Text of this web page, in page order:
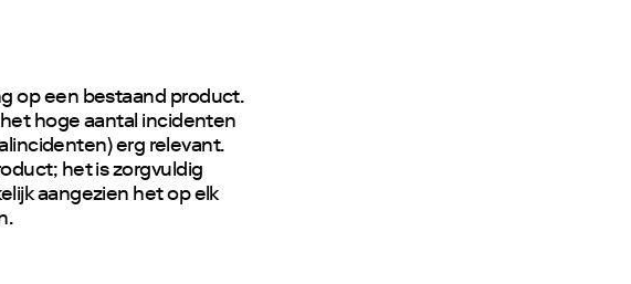
op een bestaand product.
hoge aantal incidenten
erg relevant.
het is zorgvuldig
aangezien het op elk